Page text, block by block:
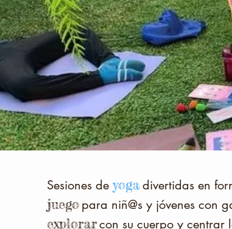
Sesiones deyogadivertidas en
juegopara niñ@s y jóvenes con
explorarcon su cuerpo y centrar